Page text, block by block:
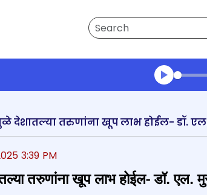
Search
देशातल्या तरुणांना खूप लाभ होईल- डॉ.
3:39 PM
तरुणांना खूप लाभ होईल- डॉ. एल.